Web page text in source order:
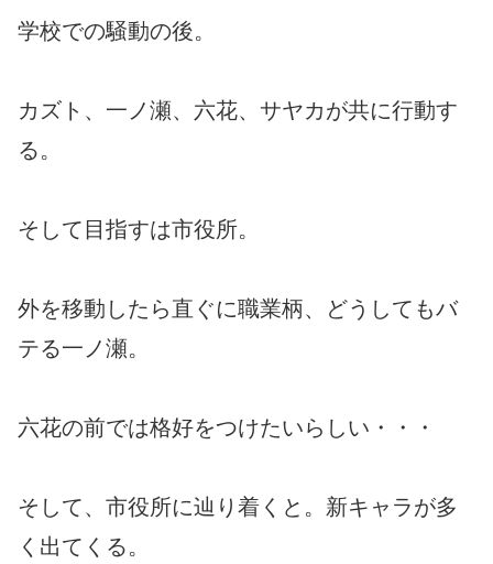
学校での騒動の後。
カズト、一ノ瀬、六花、サヤカが共に行動す
る。
そして目指すは市役所。
外を移動したら直ぐに職業柄、どうしてもバ
テる一ノ瀬。
六花の前では格好をつけたいらしい・・・
そして、市役所に辿り着くと。新キャラが多
く出てくる。